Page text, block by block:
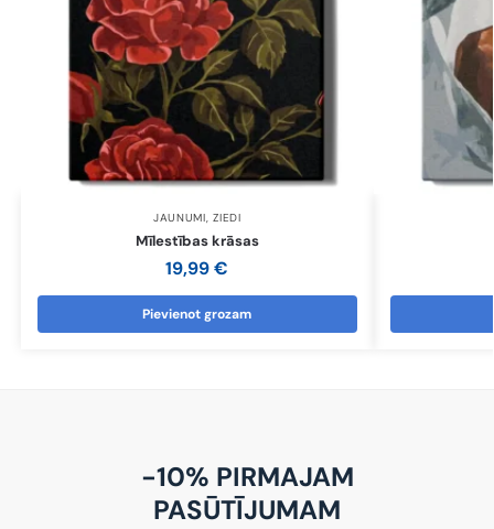
JAUNUMI,ZIEDI
Mīlestības krāsas
19,99€
Pievienot grozam
-10% PIRMAJAM
PASŪTĪJUMAM